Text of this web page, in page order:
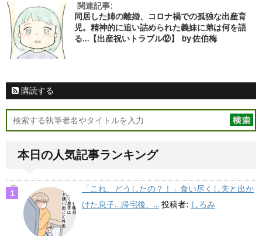
関連記事:
同居した姉の離婚、コロナ禍での孤独な出産育
児。精神的に追い詰められた義妹に弟は何を語
る…【出産祝いトラブル⑫】 by 佐伯梅
購読する
本日の人気記事ランキング
「これ、どうしたの？！」食い尽くし夫と出か
けた息子…帰宅後、... 投稿者: しろみ